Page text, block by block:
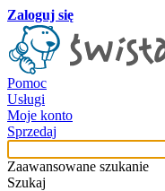
Zaloguj się
Pomoc
Usługi
Moje konto
Sprzedaj
Zaawansowane szukanie
Szukaj